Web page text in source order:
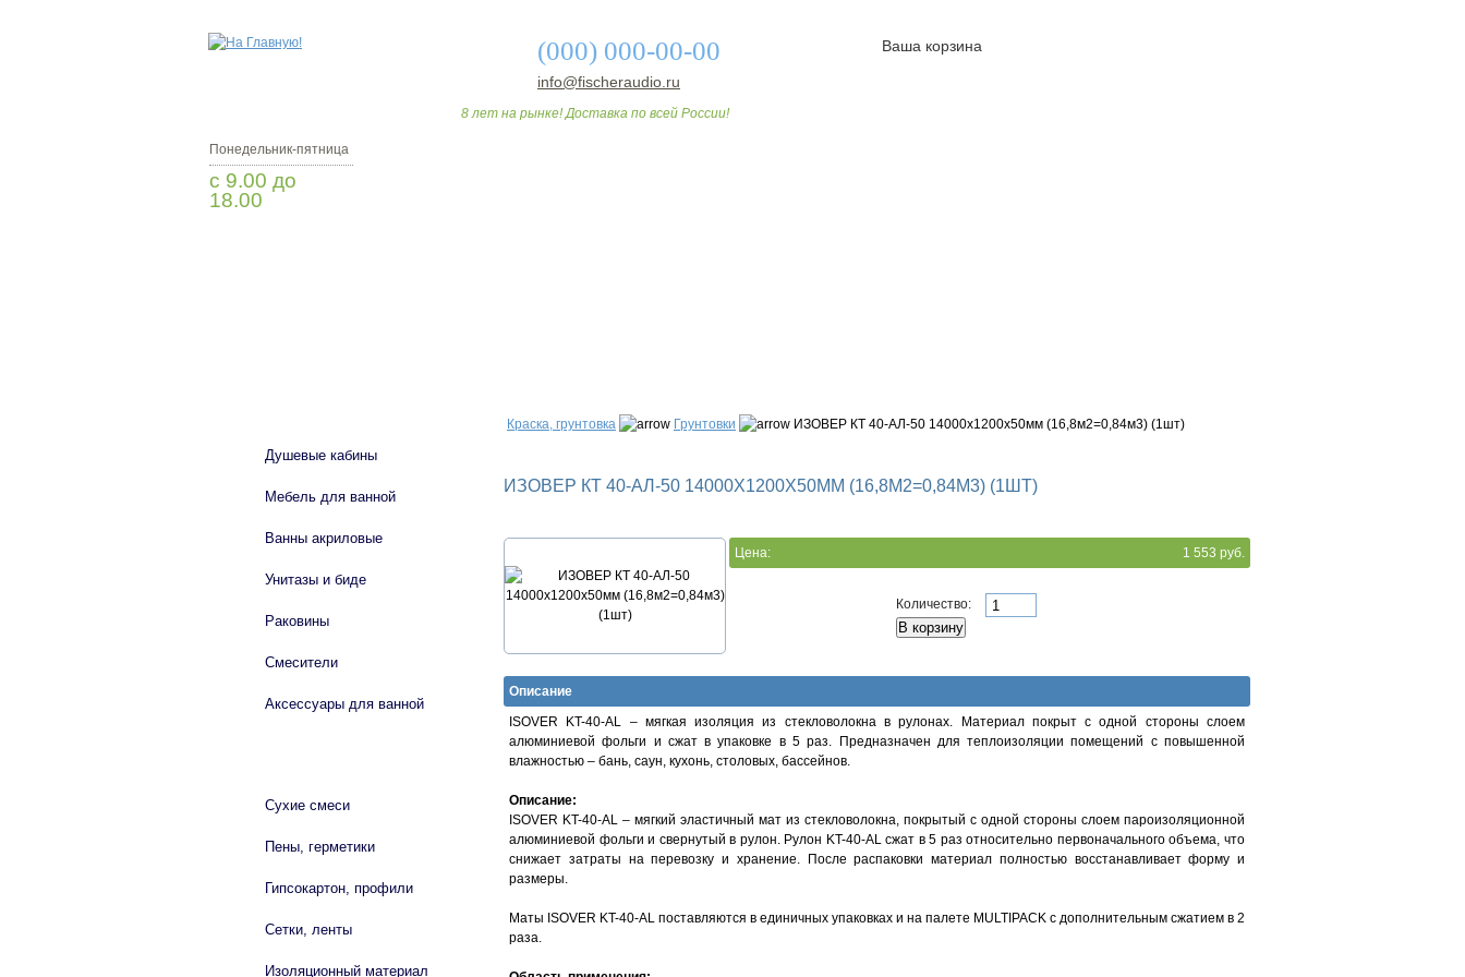
(000) 000-00-00
info@fischeraudio.ru
8 лет на рынке! Доставка по всей России!
Ваша корзина
Понедельник-пятница
с 9.00 до
18.00
Краска, грунтовка Грунтовки ИЗОВЕР КТ 40-АЛ-50 14000х1200х50мм (16,8м2=0,84м3) (1шт)
ИЗОВЕР КТ 40-АЛ-50 14000Х1200Х50ММ (16,8М2=0,84М3) (1ШТ)
Цена: 1 553 руб.
Количество:
Описание
ISOVER KT-40-AL – мягкая изоляция из стекловолокна в рулонах. Материал покрыт с одной стороны слоем
алюминиевой фольги и сжат в упаковке в 5 раз. Предназначен для теплоизоляции помещений с повышенной
влажностью – бань, саун, кухонь, столовых, бассейнов.
Описание:
ISOVER KT-40-AL – мягкий эластичный мат из стекловолокна, покрытый с одной стороны слоем пароизоляционной
алюминиевой фольги и свернутый в рулон. Рулон KT-40-AL сжат в 5 раз относительно первоначального объема, что
снижает затраты на перевозку и хранение. После распаковки материал полностью восстанавливает форму и
размеры.
Маты ISOVER KT-40-AL поставляются в единичных упаковках и на палете MULTIPACK с дополнительным сжатием в 2
раза.
Душевые кабины
Мебель для ванной
Ванны акриловые
Унитазы и биде
Раковины
Смесители
Аксессуары для ванной
Сухие смеси
Пены, герметики
Гипсокартон, профили
Сетки, ленты
Изоляционный материал